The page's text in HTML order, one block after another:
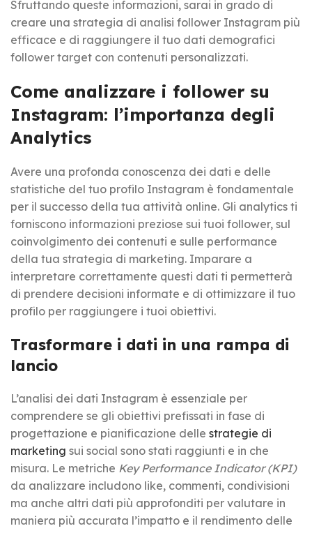
Sfruttando queste informazioni, sarai in grado di
creare una strategia di analisi follower Instagram più
efficace e di raggiungere il tuo dati demografici
follower target con contenuti personalizzati.
Come analizzare i follower su
Instagram: l’importanza degli
Analytics
Avere una profonda conoscenza dei dati e delle
statistiche del tuo profilo Instagram è fondamentale
per il successo della tua attività online. Gli analytics ti
forniscono informazioni preziose sui tuoi follower, sul
coinvolgimento dei contenuti e sulle performance
della tua strategia di marketing. Imparare a
interpretare correttamente questi dati ti permetterà
di prendere decisioni informate e di ottimizzare il tuo
profilo per raggiungere i tuoi obiettivi.
Trasformare i dati in una rampa di
lancio
L’analisi dei dati Instagram è essenziale per
comprendere se gli obiettivi prefissati in fase di
progettazione e pianificazione delle strategie di
marketing sui social sono stati raggiunti e in che
misura. Le metriche Key Performance Indicator (KPI)
da analizzare includono like, commenti, condivisioni
ma anche altri dati più approfonditi per valutare in
maniera più accurata l’impatto e il rendimento delle